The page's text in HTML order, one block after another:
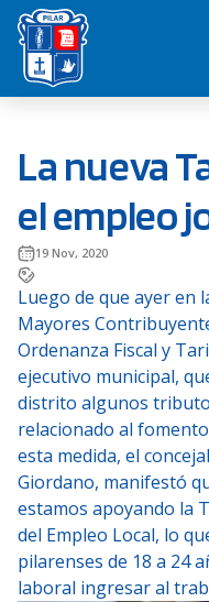
Saltar
contenido
La nueva
el empleo
19 Nov, 2020
Luego de que ayer en
Mayores
Ordenanza Fiscal y
ejecutivo municipal,
distrito algunos
relacionado al
esta medida, el
Giordano, manifestó
estamos apoyando la
del Empleo Local, lo
pilarenses de 18 a 24
laboral ingresar al